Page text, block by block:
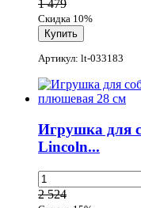
1 479
Скидка 10%
Артикул: lt-033183
Игрушка для
Lincoln...
2 524